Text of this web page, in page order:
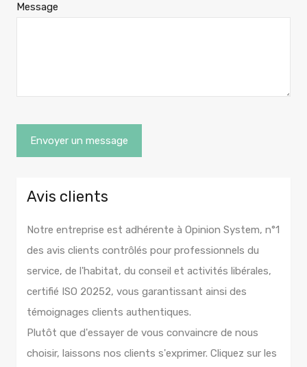
Message
Avis clients
Notre entreprise est adhérente à Opinion System, n°1
des avis clients contrôlés pour professionnels du
service, de l'habitat, du conseil et activités libérales,
certifié ISO 20252, vous garantissant ainsi des
témoignages clients authentiques.
Plutôt que d'essayer de vous convaincre de nous
choisir, laissons nos clients s'exprimer. Cliquez sur les